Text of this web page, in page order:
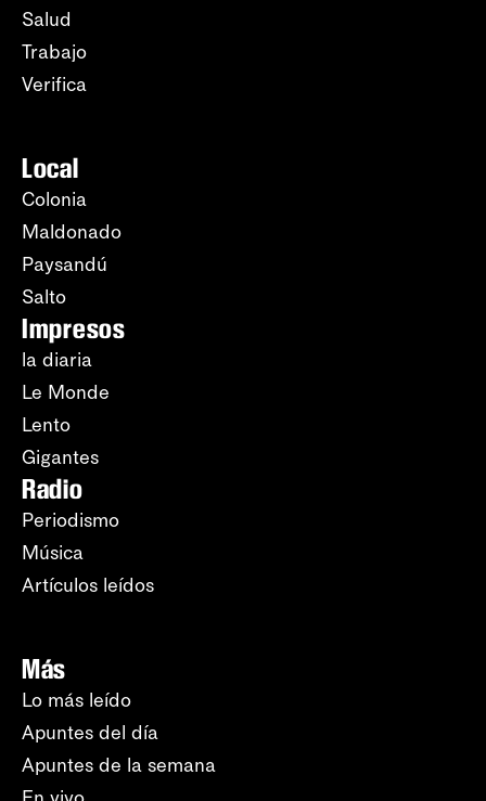
Salud
Trabajo
Verifica
Local
Colonia
Maldonado
Paysandú
Salto
Impresos
la diaria
Le Monde
Lento
Gigantes
Radio
Periodismo
Música
Artículos leídos
Más
Lo más leído
Apuntes del día
Apuntes de la semana